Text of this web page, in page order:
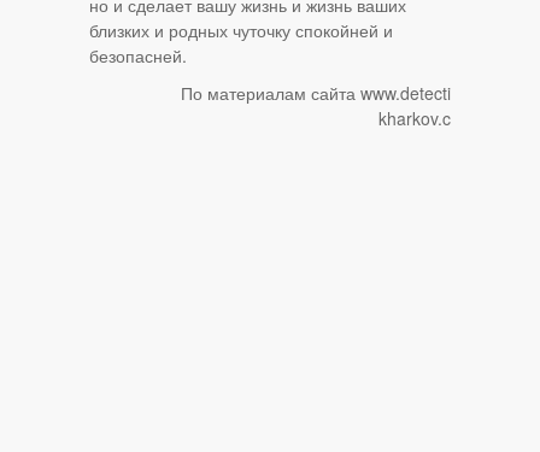
но и сделает вашу жизнь и жизнь ваших
близких и родных чуточку спокойней и
безопасней.
По материалам сайта www.detective-
kharkov.com